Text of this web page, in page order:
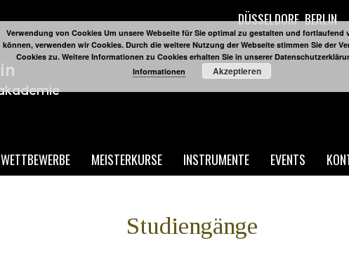
WETTBEWERBE MEISTERKURSE INSTRUMENTE EVENTS
DÜSSELDORF BERLIN
Studiengänge
Verwendung von Cookies Um unsere Webseite für Sie optimal zu gestalten und fortlaufend
können, verwenden wir Cookies. Durch die weitere Nutzung der Webseite stimmen Sie der
Cookies zu. Weitere Informationen zu Cookies erhalten Sie in unserer
Informationen
Akzeptieren